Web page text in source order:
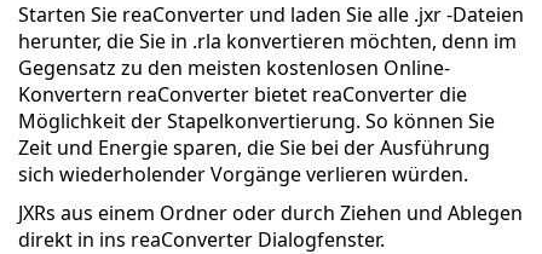
Starten Sie reaConverter und laden Sie alle .jxr -Dateien
herunter, die Sie in .rla konvertieren möchten, denn im
Gegensatz zu den meisten kostenlosen Online-
Konvertern reaConverter bietet reaConverter die
Möglichkeit der Stapelkonvertierung. So können Sie
Zeit und Energie sparen, die Sie bei der Ausführung
sich wiederholender Vorgänge verlieren würden.
JXRs aus einem Ordner oder durch Ziehen und Ablegen
direkt in ins reaConverter Dialogfenster.